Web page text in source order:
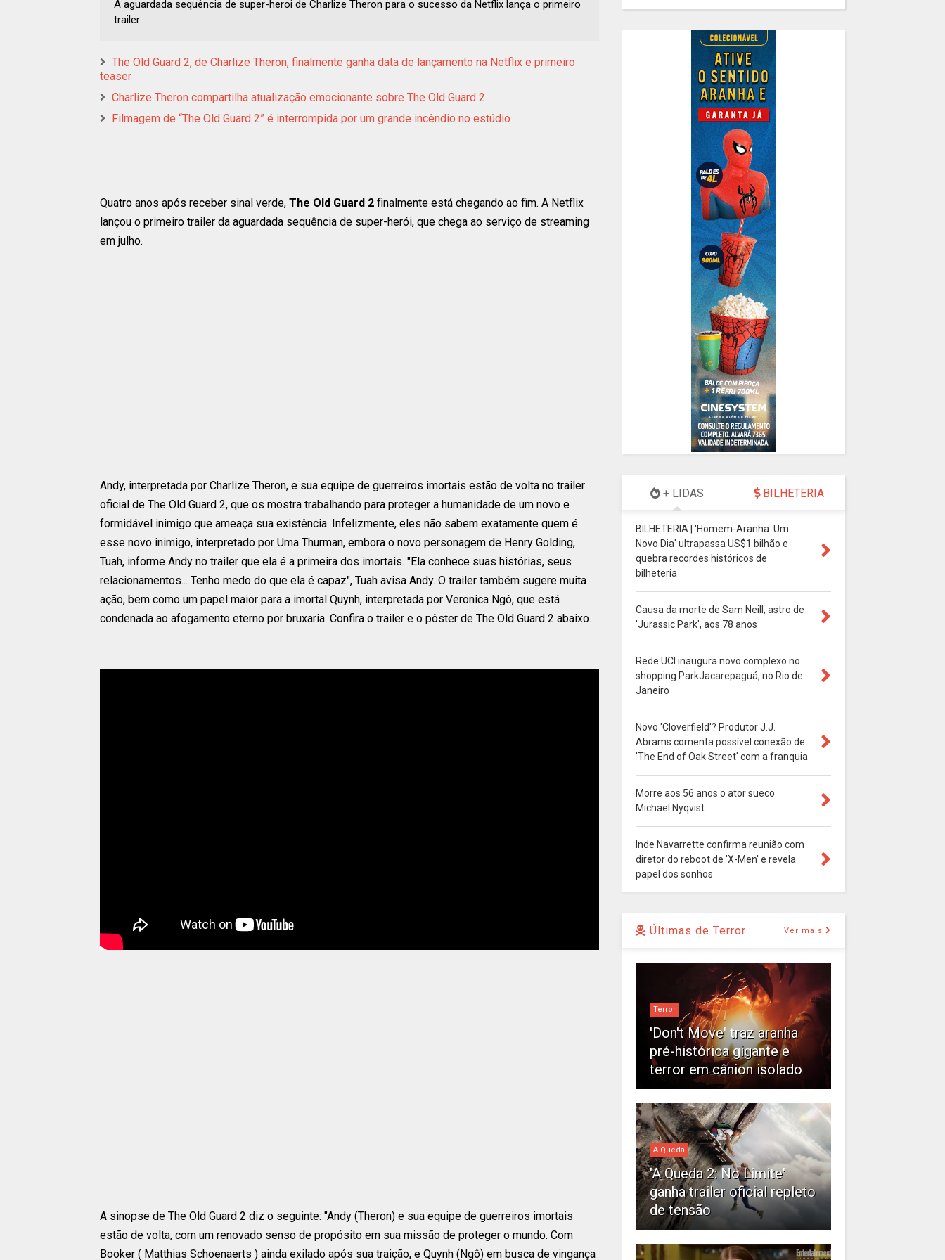
A aguardada sequência de super-heroi de Charlize Theron para o sucesso da Netflix lança o primeiro
trailer.
The Old Guard 2, de Charlize Theron, finalmente ganha data de lançamento na Netflix e primeiro
teaser
Charlize Theron compartilha atualização emocionante sobre The Old Guard 2
Filmagem de “The Old Guard 2” é interrompida por um grande incêndio no estúdio
Quatro anos após receber sinal verde, The Old Guard 2 finalmente está chegando ao fim. A Netflix
lançou o primeiro trailer da aguardada sequência de super-herói, que chega ao serviço de streaming
em julho.
Andy, interpretada por Charlize Theron, e sua equipe de guerreiros imortais estão de volta no trailer
oficial de The Old Guard 2, que os mostra trabalhando para proteger a humanidade de um novo e
formidável inimigo que ameaça sua existência. Infelizmente, eles não sabem exatamente quem é
esse novo inimigo, interpretado por Uma Thurman, embora o novo personagem de Henry Golding,
Tuah, informe Andy no trailer que ela é a primeira dos imortais. "Ela conhece suas histórias, seus
relacionamentos... Tenho medo do que ela é capaz", Tuah avisa Andy. O trailer também sugere muita
ação, bem como um papel maior para a imortal Quynh, interpretada por Veronica Ngô, que está
condenada ao afogamento eterno por bruxaria. Confira o trailer e o pôster de The Old Guard 2 abaixo.
A sinopse de The Old Guard 2 diz o seguinte: "Andy (Theron) e sua equipe de guerreiros imortais
estão de volta, com um renovado senso de propósito em sua missão de proteger o mundo. Com
Booker ( Matthias Schoenaerts ) ainda exilado após sua traição, e Quynh (Ngô) em busca de vingança
+ LIDAS BILHETERIA
BILHETERIA | 'Homem-Aranha: Um
Novo Dia' ultrapassa US$1 bilhão e
quebra recordes históricos de
bilheteria
Causa da morte de Sam Neill, astro de
'Jurassic Park', aos 78 anos
Rede UCI inaugura novo complexo no
shopping ParkJacarepaguá, no Rio de
Janeiro
Novo 'Cloverfield'? Produtor J.J.
Abrams comenta possível conexão de
'The End of Oak Street' com a franquia
Morre aos 56 anos o ator sueco
Michael Nyqvist
Inde Navarrette confirma reunião com
diretor do reboot de 'X-Men' e revela
papel dos sonhos
Últimas de Terror Ver mais
Terror
'Don't Move' traz aranha
pré-histórica gigante e
terror em cânion isolado
A Queda
'A Queda 2: No Limite'
ganha trailer oficial repleto
de tensão